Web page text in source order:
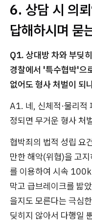
6. 상담 시 의
답해하시며 묻
Q1. 상대방 차와 부딪
경찰에서 '특수협박'으
없어도 형사 처벌이 되
A1. 네, 신체적·물리적
정되면 무거운 형사 처
협박죄의 법적 성립 요
만한 해악(위협)을 고
를 이용하여 시속
막고 급브레이크를 밟
을지도 모른다는 극심
딪히지 않아서 다행일